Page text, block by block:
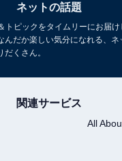
ネットの話題
トピックをタイムリーにお届
んだか楽しい気分になれる、ネ
くさん。
関連サービス
All